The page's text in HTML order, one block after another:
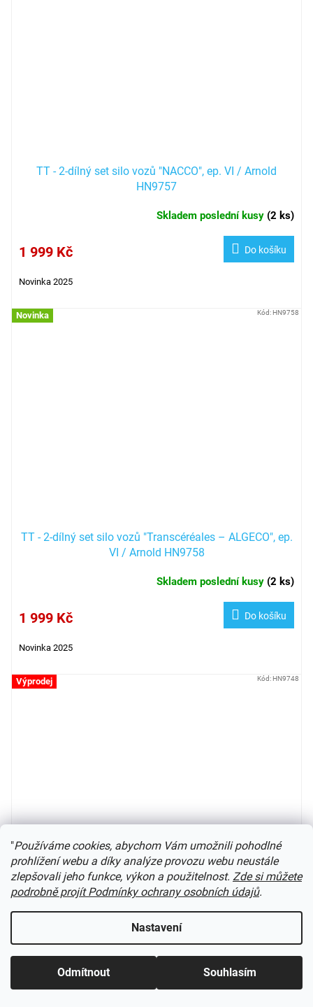
"Používáme cookies, abychom Vám umožnili pohodlné
prohlížení webu a díky analýze provozu webu neustále
zlepšovali jeho funkce, výkon a použitelnost. Zde si můžete
podrobně projít Podmínky ochrany osobních údajů.
Nastavení
Odmítnout Souhlasím
TT - 2-dílný set silo vozů "NACCO", ep. VI / Arnold
HN9757
Skladem poslední kusy (2 ks)
1 999 Kč Do košíku
Novinka 2025
Novinka
TT - 2-dílný set silo vozů "Transcéréales – ALGECO", ep.
VI / Arnold HN9758
Skladem poslední kusy (2 ks)
1 999 Kč Do košíku
Novinka 2025
Kód:HN9758
Výprodej
Skladem poslední kusy(2 ks)
Kód:HN9748